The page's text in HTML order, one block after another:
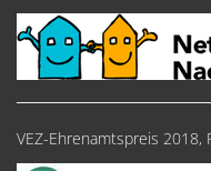
VEZ-Ehrenamtspreis 2018,